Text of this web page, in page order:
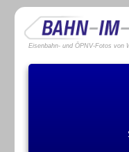
Eisenbahn- und ÖPNV-Fotos von